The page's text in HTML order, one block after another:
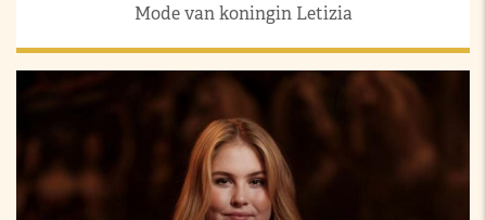
Mode van koningin Letizia